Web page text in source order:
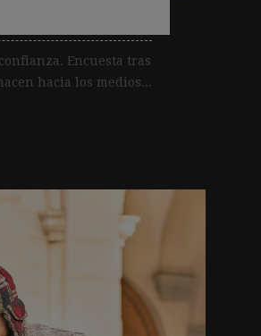
Encuesta tras
hacia los medios...